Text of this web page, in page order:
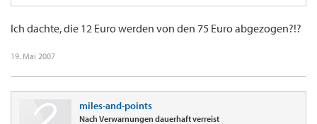
Ich dachte, die 12 Euro werden von den 75 Euro abgezogen?!?
19. Mai 2007
miles-and-points
Nach Verwarnungen dauerhaft verreist